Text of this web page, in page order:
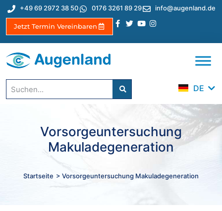
+49 69 2972 38 50 0176 3261 89 29 info@augenland.de
Jetzt Termin Vereinbaren
DE
EN
ES
IT
Vorsorgeuntersuchung
Makuladegeneration
Startseite > Vorsorgeuntersuchung Makuladegeneration